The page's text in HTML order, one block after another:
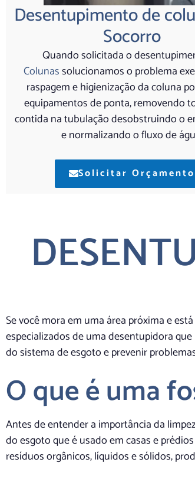
Desentupimento de
Socorro
Quando solicitada o
Colunassolucionamos o problema
raspagem e higienização da coluna
equipamentos de ponta, removendo
contida na tubulação desobstruindo o
e normalizando o fluxo de
Solicitar Orçamento
Se você mora em uma área próxima e
especializados de uma desentupidora
do sistema de esgoto e prevenir
O que é uma
Antes de entender a importância da
do esgoto que é usado em casas e
resíduos orgânicos, líquidos e sólidos,